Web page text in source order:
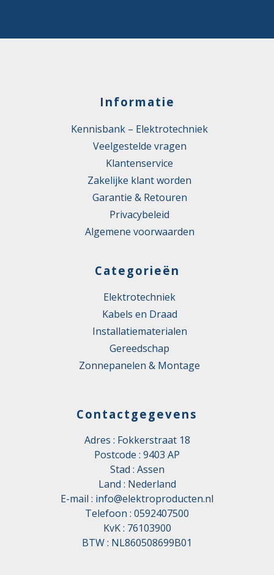
Informatie
Kennisbank – Elektrotechniek
Veelgestelde vragen
Klantenservice
Zakelijke klant worden
Garantie & Retouren
Privacybeleid
Algemene voorwaarden
Categorieën
Elektrotechniek
Kabels en Draad
Installatiematerialen
Gereedschap
Zonnepanelen & Montage
Contactgegevens
Adres : Fokkerstraat 18
Postcode : 9403 AP
Stad : Assen
Land : Nederland
E-mail : info@elektroproducten.nl
Telefoon : 0592407500
KvK : 76103900
BTW : NL860508699B01